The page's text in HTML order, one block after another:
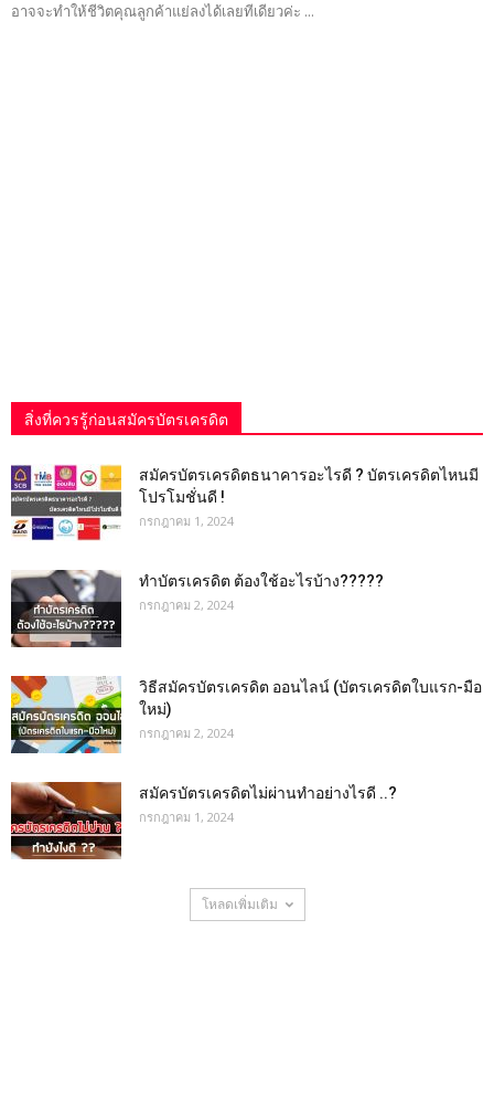
อาจจะทำให้ชีวิตคุณลูกค้าแย่ลงได้เลยทีเดียวค่ะ ...
สิ่งที่ควรรู้ก่อนสมัครบัตรเครดิต
สมัครบัตรเครดิตธนาคารอะไรดี ? บัตรเครดิตไหนมี
โปรโมชั่นดี !
กรกฎาคม 1, 2024
ทำบัตรเครดิต ต้องใช้อะไรบ้าง?????
กรกฎาคม 2, 2024
วิธีสมัครบัตรเครดิต ออนไลน์ (บัตรเครดิตใบแรก-มือ
ใหม่)
กรกฎาคม 2, 2024
สมัครบัตรเครดิตไม่ผ่านทำอย่างไรดี ..?
กรกฎาคม 1, 2024
โหลดเพิ่มเติม